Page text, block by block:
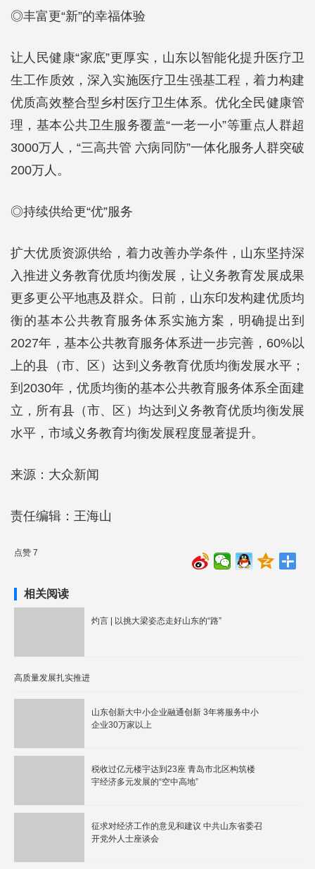
◎丰富更“新”的幸福体验
让人民健康“家底”更厚实，山东以智能化提升医疗卫
生工作质效，深入实施医疗卫生强基工程，着力构建
优质高效整合型乡村医疗卫生体系。优化全民健康管
理，基本公共卫生服务覆盖“一老一小”等重点人群超
3000万人，“三高共管 六病同防”一体化服务人群突破
200万人。
◎持续供给更“优”服务
扩大优质资源供给，着力改善办学条件，山东坚持深
入推进义务教育优质均衡发展，让义务教育发展成果
更多更公平地惠及群众。日前，山东印发构建优质均
衡的基本公共教育服务体系实施方案，明确提出到
2027年，基本公共教育服务体系进一步完善，60%以
上的县（市、区）达到义务教育优质均衡发展水平；
到2030年，优质均衡的基本公共教育服务体系全面建
立，所有县（市、区）均达到义务教育优质均衡发展
水平，市域义务教育均衡发展程度显著提升。
来源：大众新闻
责任编辑：王海山
点赞 7
相关阅读
灼言 | 以挑大梁姿态走好山东的“路”
高质量发展扎实推进
山东创新大中小企业融通创新 3年将服务中小
企业30万家以上
税收过亿元楼宇达到23座 青岛市北区构筑楼
宇经济多元发展的“空中高地”
征求对经济工作的意见和建议 中共山东省委召
开党外人士座谈会